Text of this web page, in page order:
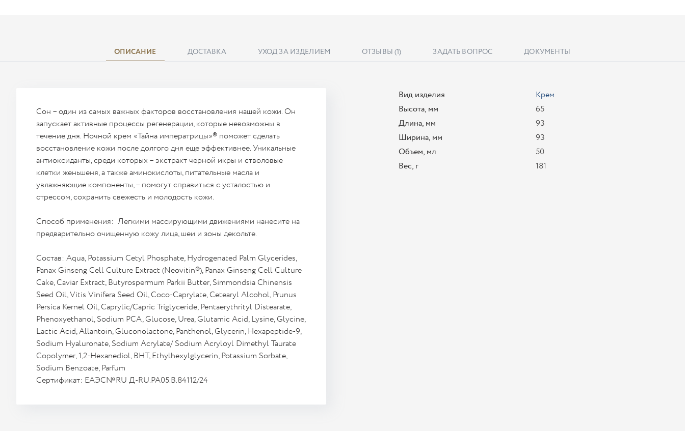
ОПИСАНИЕ ДОСТАВКА УХОД ЗА ИЗДЕЛИЕМ ОТЗЫВЫ (1) ЗАДАТЬ ВОПРОС ДОКУМЕНТЫ
Сон – один из самых важных факторов восстановления нашей кожи. Он
запускает активные процессы регенерации, которые невозможны в
течение дня. Ночной крем «Тайна императрицы»® поможет сделать
восстановление кожи после долгого дня еще эффективнее. Уникальные
антиоксиданты, среди которых – экстракт черной икры и стволовые
клетки женьшеня, а также аминокислоты, питательные масла и
увлажняющие компоненты, – помогут справиться с усталостью и
стрессом, сохранить свежесть и молодость кожи.
Способ применения: Легкими массирующими движениями нанесите на
предварительно очищенную кожу лица, шеи и зоны декольте.
Состав: Aqua, Potassium Cetyl Phosphate, Hydrogenated Palm Glycerides,
Panax Ginseng Cell Culture Extract (Neovitin®), Panax Ginseng Cell Culture
Cake, Caviar Extract, Butyrospermum Parkii Butter, Simmondsia Chinensis
Seed Oil, Vitis Vinifera Seed Oil, Coco-Caprylate, Cetearyl Alcohol, Prunus
Persica Kernel Oil, Caprylic/Capric Triglyceride, Pentaerythrityl Distearate,
Phenoxyethanol, Sodium PCA, Glucose, Urea, Glutamic Acid, Lysine, Glycine,
Lactic Acid, Allantoin, Gluconolactone, Panthenol, Glycerin, Hexapeptide-9,
Sodium Hyaluronate, Sodium Acrylate/ Sodium Acryloyl Dimethyl Taurate
Copolymer, 1,2-Hexanediol, BHT, Ethylhexylglycerin, Potassium Sorbate,
Sodium Benzoate, Parfum
Сертификат: ЕАЭС№RU Д-RU.РА05.В.84112/24
Вид изделия
Крем
Высота, мм
65
Длина, мм
93
Ширина, мм
93
Объем, мл
50
Вес, г
181